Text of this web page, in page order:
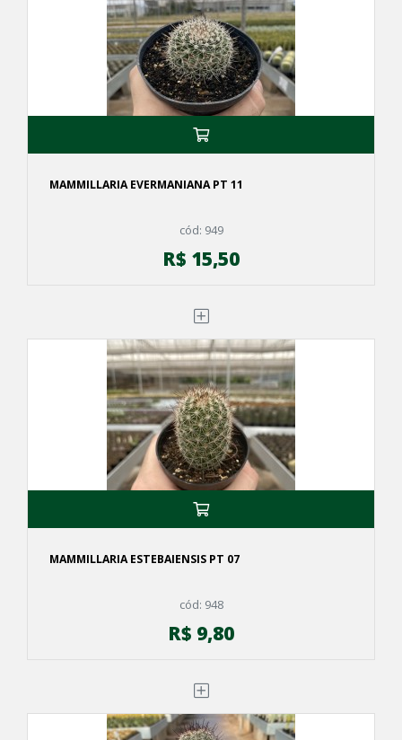
MAMMILLARIA EVERMANIANA PT 11
cód: 949
R$ 15,50
MAMMILLARIA ESTEBAIENSIS PT 07
cód: 948
R$ 9,80